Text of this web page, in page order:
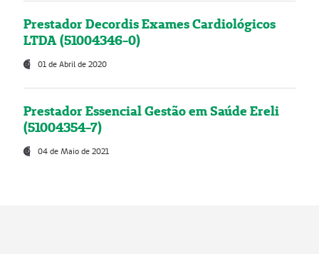
Prestador Decordis Exames Cardiológicos
LTDA (51004346-0)
01 de Abril de 2020
Prestador Essencial Gestão em Saúde Ereli
(51004354-7)
04 de Maio de 2021